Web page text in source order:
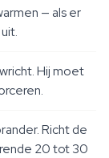
— als er
Hij moet
Richt de
20 tot 30